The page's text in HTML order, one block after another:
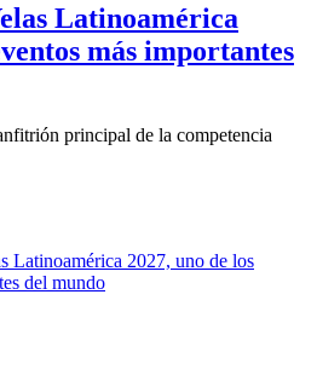
Latinoamérica
más importantes
principal de la competencia